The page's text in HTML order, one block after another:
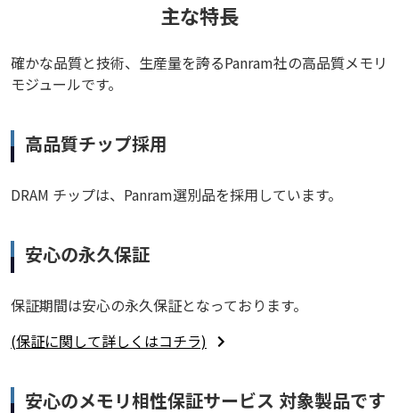
主な特長
確かな品質と技術、生産量を誇るPanram社の高品質メモリ
モジュールです。
高品質チップ採用
DRAM チップは、Panram選別品を採用しています。
安心の永久保証
保証期間は安心の永久保証となっております。
(保証に関して詳しくはコチラ)
安心のメモリ相性保証サービス 対象製品です